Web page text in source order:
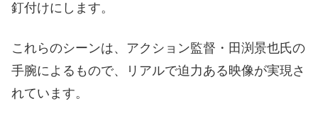
釘付けにします。
これらのシーンは、アクション監督・田渕景也氏の
手腕によるもので、リアルで迫力ある映像が実現さ
れています。